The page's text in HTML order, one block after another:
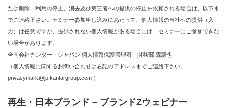
たは削除、利用の停止、消去及び第三者への提供の停止を依頼される場合は、以下ま
でご連絡下さい。セミナー参加申し込みにあたって、個人情報の当社への提供（入
力）は任意ですが、提供されない個人情報がある場合には、セミナーにご参加できな
い場合があります。
合同会社カンター・ジャパン 個人情報保護管理者 財務部 森謙也
（個人情報に関するお問い合わせは右記のアドレスまでご連絡下さい。
privacymark@jp.kantargroup.com ）
再生・日本ブランド – ブランドZウェビナー